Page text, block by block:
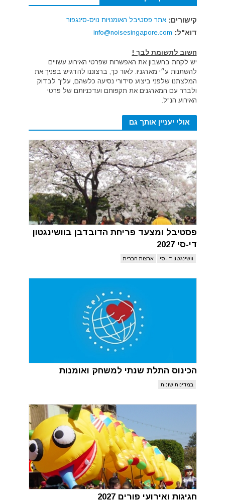
קישורים: אתר פסטיבל האומנויות נויס-סינגפור
דוא"ל: info@noisesingapore.com
חשוב לתשומת לבך !
יש לקחת בחשבון את האפשרות שפרטי האירוע עשויים
להשתנות ע״י מארגניו. לאור כך, ברצוננו להדגיש בפניך את
המלצתנו שלפני ביצוע סידורי נסיעה כלשהם, עליך לבדוק
ולברר עם המארגנים את תקפותם ועדכניותם של פרטי
האירוע הנ"ל.
אולי יעניין אותך גם
פסטיבל ומצעד פריחת הדובדבן בוושינגטון
די-סי 2027
וושינגטון די-סי ארצות הברית
הכינוס התלת שנתי למשחק ואומנות
במדינות שונות
חגיגות ואירועי פורים 2027